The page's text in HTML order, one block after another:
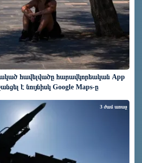
հավելվածը հարավկորեական App
է նույնիսկ Google Maps-ը
3 ժամ առաջ